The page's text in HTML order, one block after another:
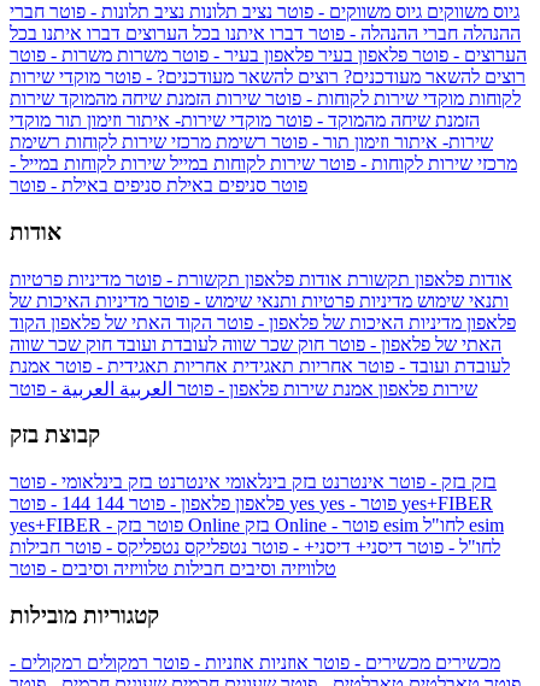
גיוס משווקים גיוס משווקים - פוטר נציב תלונות נציב תלונות - פוטר חברי
ההנהלה חברי ההנהלה - פוטר דברו איתנו בכל הערוצים דברו איתנו בכל
הערוצים - פוטר פלאפון בעיר פלאפון בעיר - פוטר משרות משרות - פוטר
רוצים להשאר מעודכנים? רוצים להשאר מעודכנים? - פוטר מוקדי שירות
לקוחות מוקדי שירות לקוחות - פוטר שירות הזמנת שיחה מהמוקד שירות
הזמנת שיחה מהמוקד - פוטר מוקדי שירות- איתור וזימון תור מוקדי
שירות- איתור וזימון תור - פוטר רשימת מרכזי שירות לקוחות רשימת
מרכזי שירות לקוחות - פוטר שירות לקוחות במייל שירות לקוחות במייל -
פוטר סניפים באילת סניפים באילת - פוטר
אודות
אודות פלאפון תקשורת אודות פלאפון תקשורת - פוטר מדיניות פרטיות
ותנאי שימוש מדיניות פרטיות ותנאי שימוש - פוטר מדיניות האיכות של
פלאפון מדיניות האיכות של פלאפון - פוטר הקוד האתי של פלאפון הקוד
האתי של פלאפון - פוטר חוק שכר שווה לעובדת ועובד חוק שכר שווה
לעובדת ועובד - פוטר אחריות תאגידית אחריות תאגידית - פוטר אמנת
שירות פלאפון אמנת שירות פלאפון - פוטר العربية العربية - פוטר
קבוצת בזק
בזק בזק - פוטר אינטרנט בזק בינלאומי אינטרנט בזק בינלאומי - פוטר
פלאפון פלאפון - פוטר 144 yes
yes+FIBER
yes+FIBER - פוטר בזק Online
esim
לחו"ל - פוטר דיסני+ דיסני+ - פוטר נטפליקס נטפליקס - פוטר חבילות
טלוויזיה וסיבים חבילות טלוויזיה וסיבים - פוטר
קטגוריות מובילות
מכשירים מכשירים - פוטר אוזניות אוזניות - פוטר רמקולים רמקולים -